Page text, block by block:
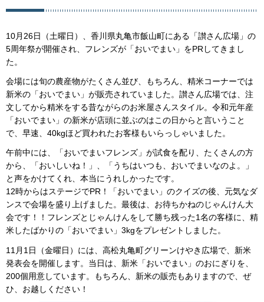
10月26日（土曜日）、香川県丸亀市飯山町にある「讃さん広場」の
5周年祭が開催され、フレンズが「おいでまい」をPRしてきまし
た。
会場には旬の農産物がたくさん並び、もちろん、精米コーナーでは
新米の「おいでまい」が販売されていました。讃さん広場では、注
文してから精米をする昔ながらのお米屋さんスタイル。令和元年産
「おいでまい」の新米が店頭に並ぶのはこの日からと言いうこと
で、早速、40kgほど買われたお客様もいらっしゃいました。
午前中には、「おいでまいフレンズ」が試食を配り、たくさんの方
から、「おいしいね！」、「うちはいつも、おいでまいなのよ。」
と声をかけてくれ、本当にうれしかったです。
12時からはステージでPR！「おいでまい」のクイズの後、元気なダ
ンスで会場を盛り上げました。最後は、お待ちかねのじゃんけん大
会です！！フレンズとじゃんけんをして勝ち残った1名の客様に、精
米したばかりの「おいでまい」3kgをプレゼントしました。
11月1日（金曜日）には、高松丸亀町グリーンけやき広場で、新米
発表会を開催します。当日は、新米「おいでまい」のおにぎりを、
200個用意しています。もちろん、新米の販売もありますので、ぜ
ひ、お越しください！